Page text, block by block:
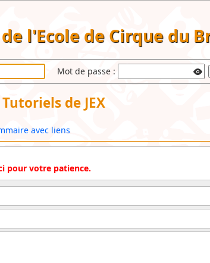
l'Ecole de Cirque du
Mot de passe :
Tutoriels de JEX
avec liens
pour votre patience.